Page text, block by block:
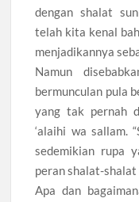
dengan shalat
telah kita kenal
menjadikannya
Namun
bermunculan pula
yang tak pernah
‘alaihi wa sallam.
sedemikian rupa
peran shalat-
Apa dan